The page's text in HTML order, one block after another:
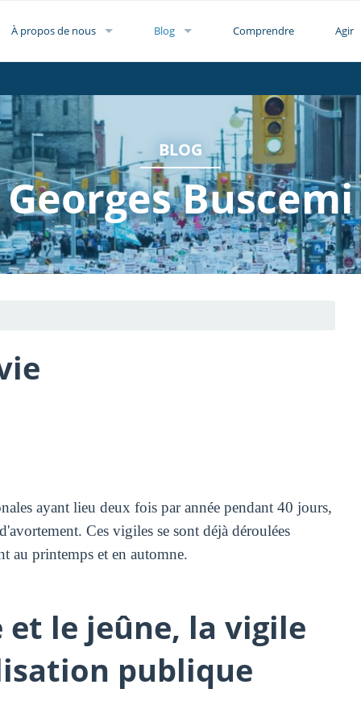
À propos de nous Blog Comprendre Agir
BLOG
Georges Buscemi
ayant lieu deux fois par année pendant 40 jours,
Ces vigiles se sont déjà déroulées
au printemps et en automne.
le jeûne, la vigile
publique